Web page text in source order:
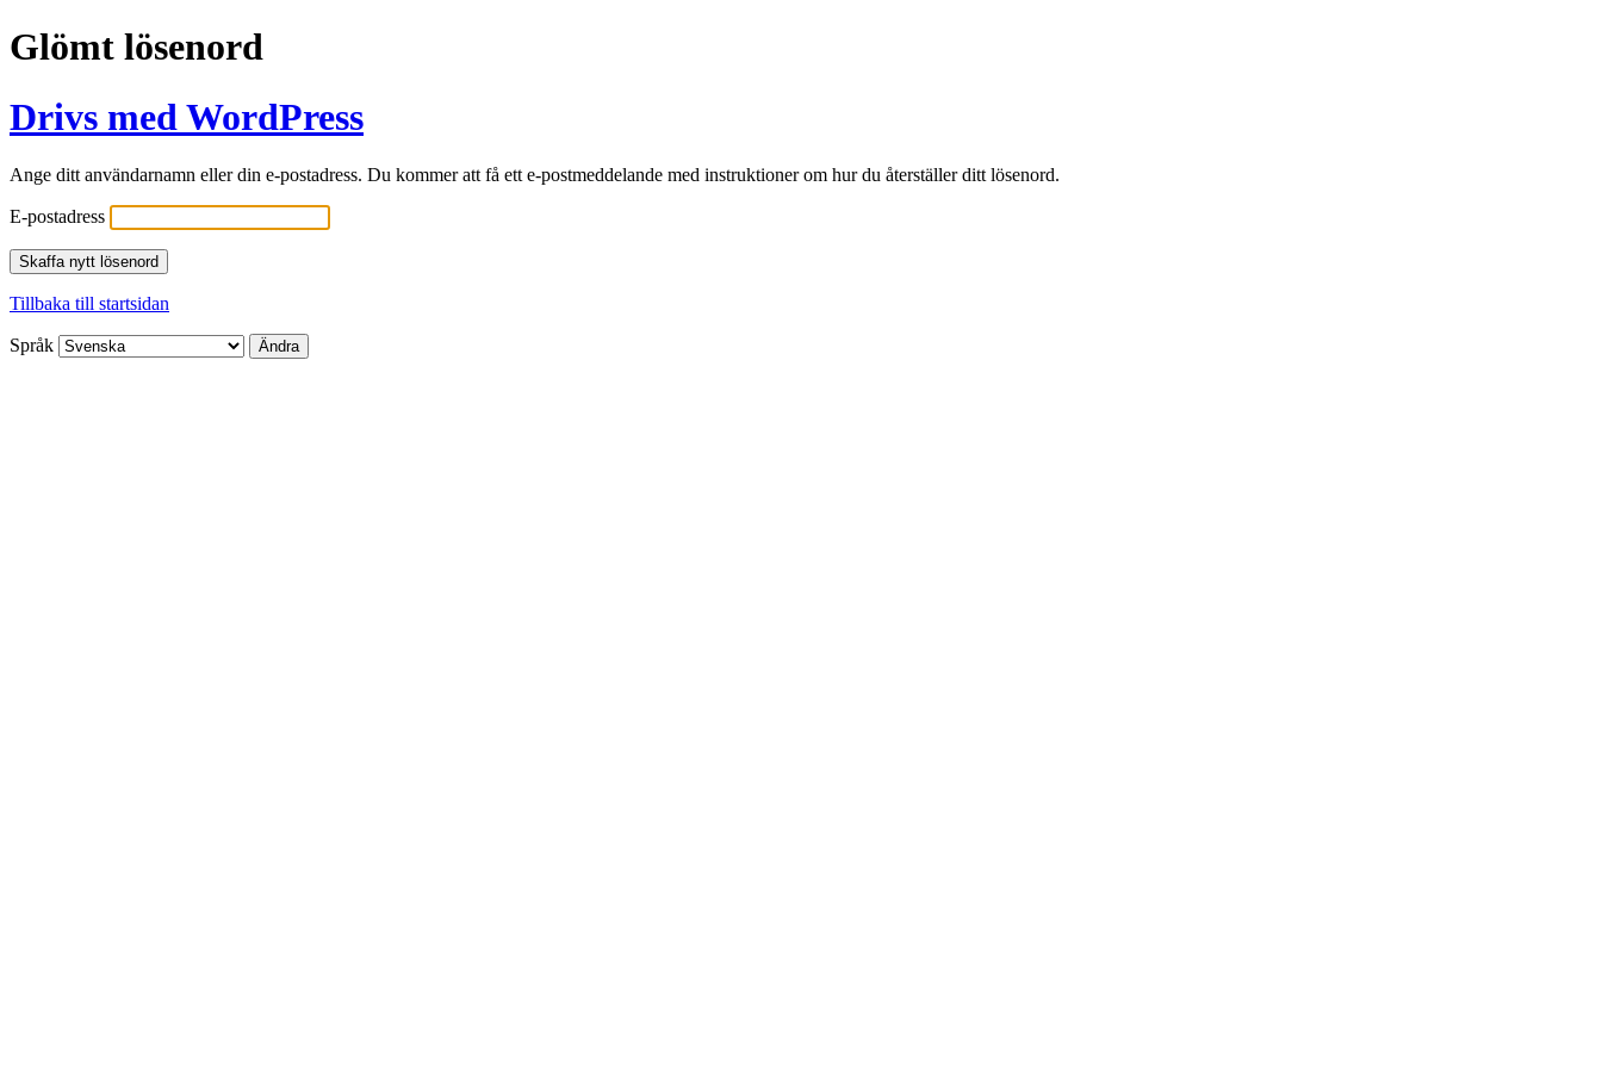
Glömt lösenord
Drivs med WordPress
Ange ditt användarnamn eller din e-postadress. Du kommer att få ett e-postmeddelande med instruktioner om hur du återställer ditt lösenord.
E-postadress
Tillbaka till startsidan
Språk